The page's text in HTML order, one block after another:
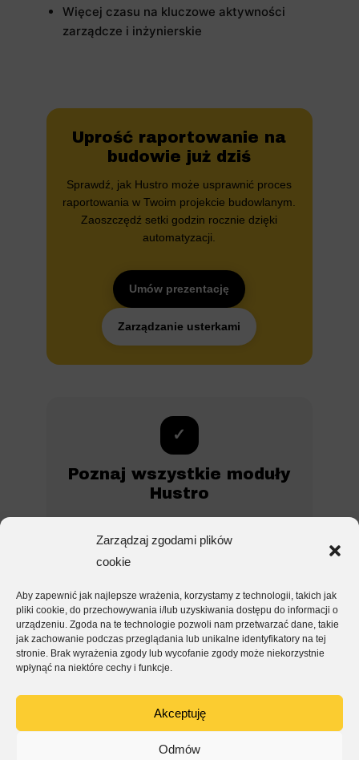
Zarządzaj zgodami plików
cookie
Aby zapewnić jak najlepsze wrażenia, korzystamy z technologii, takich jak
pliki cookie, do przechowywania i/lub uzyskiwania dostępu do informacji o
urządzeniu. Zgoda na te technologie pozwoli nam przetwarzać dane, takie
jak zachowanie podczas przeglądania lub unikalne identyfikatory na tej
stronie. Brak wyrażenia zgody lub wycofanie zgody może niekorzystnie
wpłynąć na niektóre cechy i funkcje.
Akceptuję
Odmów
Więcej czasu na kluczowe aktywności
zarządcze i inżynierskie
Uprość raportowanie na
budowie już dziś
Sprawdź, jak Hustro może usprawnić proces
raportowania w Twoim projekcie budowlanym.
Zaoszczędź setki godzin rocznie dzięki
automatyzacji.
Umów prezentację
Zarządzanie usterkami
✓
Poznaj wszystkie moduły
Hustro
Hustro oferuje kompleksowe rozwiązania do
zarządzania inspekcjami, BHP, dokumentacją i
Inspekcje i odbiory